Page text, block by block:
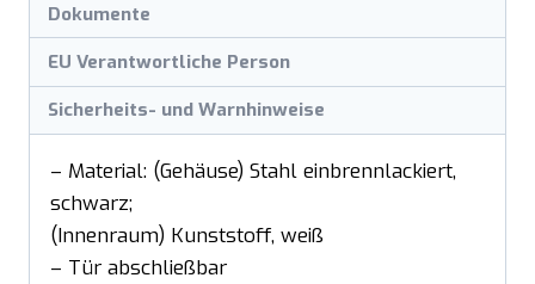
Dokumente
EU Verantwortliche Person
Sicherheits- und Warnhinweise
– Material: (Gehäuse) Stahl einbrennlackiert,
schwarz;
(Innenraum) Kunststoff, weiß
– Tür abschließbar